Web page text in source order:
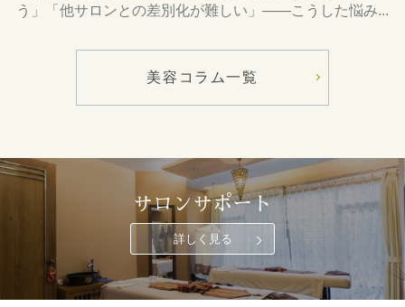
う」「他サロンとの差別化が難しい」――こうした悩み...
美容コラム一覧
サロンサポート
詳しく見る